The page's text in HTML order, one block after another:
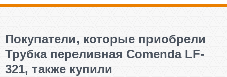
Покупатели, которые приобрели
Трубка переливная Comenda LF-
321, также купили